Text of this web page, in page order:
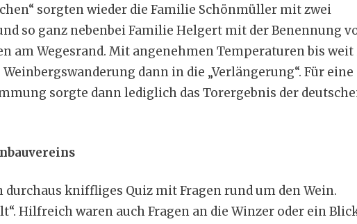
sorgten wieder die Familie Schönmüller mit zwei
so ganz nebenbei Familie Helgert mit der Benennung
am Wegesrand. Mit angenehmen Temperaturen bis
dann in die „Verlängerung“. Für eine
sorgte dann lediglich das Torergebnis der
kniffliges Quiz mit Fragen rund um den Wein.
Hilfreich waren auch Fragen an die Winzer oder ein